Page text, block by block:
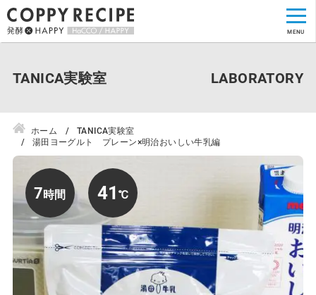
TANICA実験室
ホーム
TANICA実験室
湯田ヨーグルト プレーン×明治おいしい牛乳編
7 41